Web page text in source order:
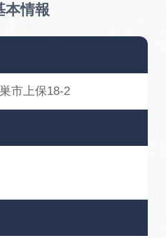
本情報
市上保18-2